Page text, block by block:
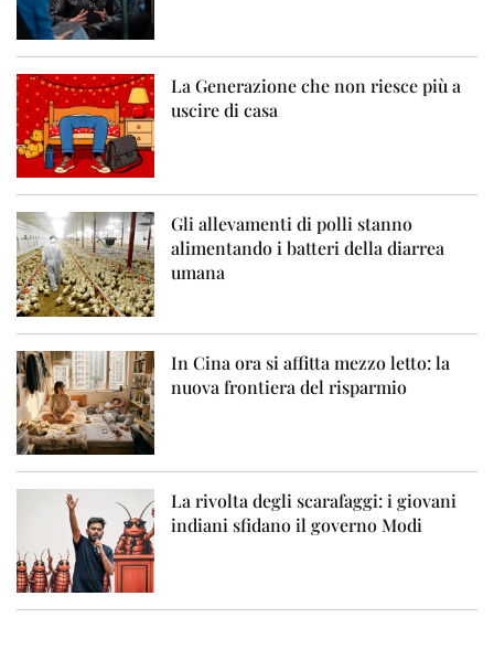
La Generazione che non riesce più a
uscire di casa
Gli allevamenti di polli stanno
alimentando i batteri della diarrea
umana
In Cina ora si affitta mezzo letto: la
nuova frontiera del risparmio
La rivolta degli scarafaggi: i giovani
indiani sfidano il governo Modi